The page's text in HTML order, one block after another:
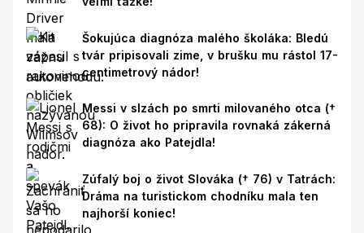
Šokujúca diagnóza malého školáka: Bledú
tvár pripisovali zime, v brušku mu rástol 17-
centimetrový nádor!
Messi v slzách po smrti milovaného otca (†
68): O život ho pripravila rovnaká zákerná
diagnóza ako Patejdla!
Zúfalý boj o život Slováka († 76) v Tatrách:
Dráma na turistickom chodníku mala ten
najhorší koniec!